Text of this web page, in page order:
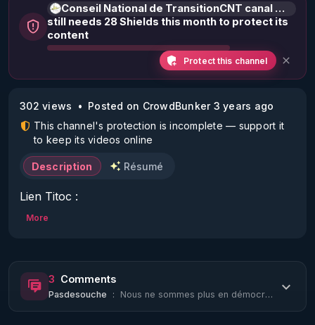
Conseil National de TransitionCNT canal historique
still needs 28 Shields this month to protect its
content
Protect this channel
302 views
Posted on CrowdBunker 3 years ago
This channel's protection is incomplete — support it
to keep its videos online
Description Résumé
https://www.tiktok.com/@cntcanalhistorique?
Lien de notre chaine crowdbunker "boite à outils" :
https://crowdbunker.com/channel/SGqYeWNX
Pour connaître vos droits et les faire valoir,
More
3 Comments
Pasdesouche : Nous ne sommes plus en démocratie mais en escroquerie....!